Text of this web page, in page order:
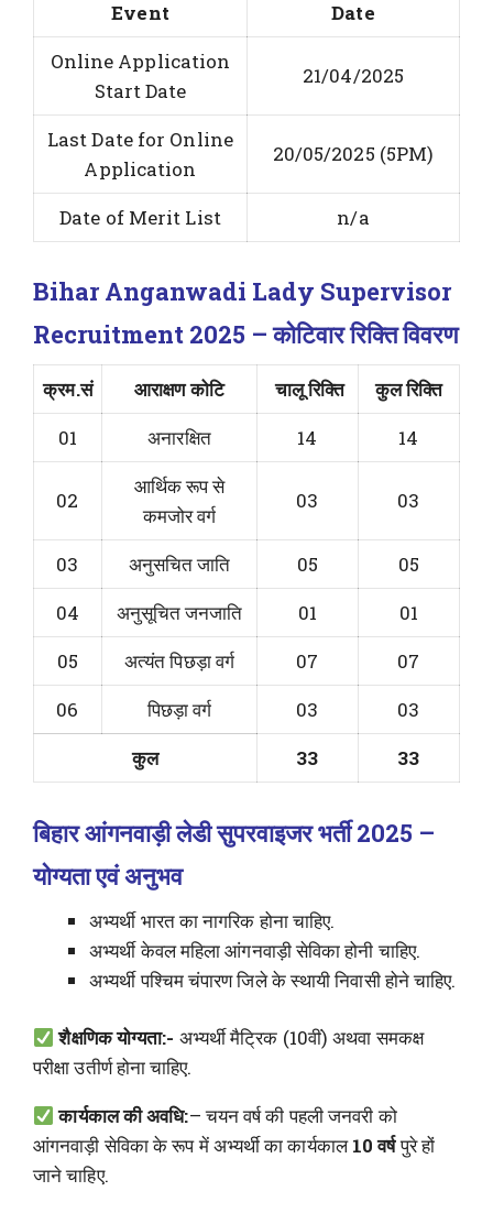
Event
Date
Online Application
Start Date
21/04/2025
Last Date for Online
Application
20/05/2025 (5PM)
Date of Merit List n/a
Bihar Anganwadi Lady Supervisor
Recruitment 2025 – कोटिवार रिक्ति विवरण
क्रम.सं आराक्षण कोटि चालू रिक्ति
कुल रिक्ति
01
अनारक्षित 14 14
02
आर्थिक रूप से
कमजोर वर्ग
03 03
03 अनुसचित जाति 05
05
04
अनुसूचित जनजाति 01
01
05
अत्यंत पिछड़ा वर्ग 07
07
06
पिछड़ा वर्ग 03
03
कुल
33 33
बिहार आंगनवाड़ी लेडी सुपरवाइजर भर्ती 2025 –
योग्यता एवं अनुभव
अभ्यर्थी भारत का नागरिक होना चाहिए.
अभ्यर्थी केवल महिला आंगनवाड़ी सेविका होनी चाहिए.
अभ्यर्थी पश्चिम चंपारण जिले के स्थायी निवासी होने चाहिए.
शैक्षणिक योग्यता:- अभ्यर्थी मैट्रिक (10वीं) अथवा समकक्ष
परीक्षा उतीर्ण होना चाहिए.
कार्यकाल की अवधि:– चयन वर्ष की पहली जनवरी को
आंगनवाड़ी सेविका के रूप में अभ्यर्थी का कार्यकाल10 वर्षपुरे हों
जाने चाहिए.